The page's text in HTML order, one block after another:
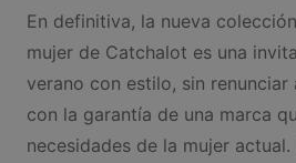
En definitiva, la nueva
mujer de Catchalot es una
verano con estilo, sin
con la garantía de una marca
necesidades de la mujer